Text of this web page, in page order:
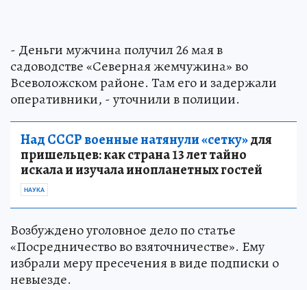
- Деньги мужчина получил 26 мая в
садоводстве «Северная жемчужина» во
Всеволожском районе. Там его и задержали
оперативники, - уточнили в полиции.
Над СССР военные натянули «сетку»для
пришельцев: как страна 13 лет тайно
искала и изучала инопланетных гостей
НАУКА
Возбуждено уголовное дело по статье
«Посредничество во взяточничестве». Ему
избрали меру пресечения в виде подписки о
невыезде.